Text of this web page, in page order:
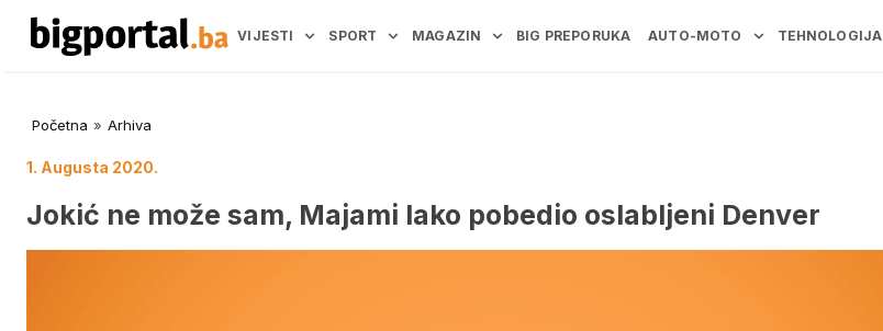
VIJESTI SPORT MAGAZIN BIG PREPORUKA AUTO-MOTO TEHNOLOGIJA
Početna » Arhiva
1. Augusta 2020.
Jokić ne može sam, Majami lako pobedio oslabljeni Denver